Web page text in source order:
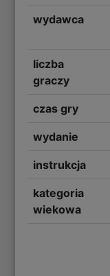
wydawca
liczba
graczy
czas gry
wydanie
instrukcja
kategoria
wiekowa